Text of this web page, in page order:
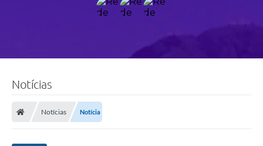
Notícias
Notícias Notícia